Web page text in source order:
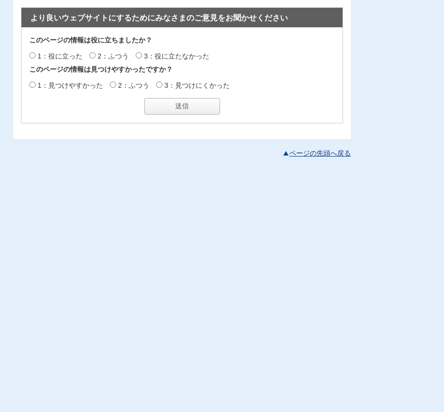
より良いウェブサイトにするためにみなさまのご意見をお聞かせください
このページの情報は役に立ちましたか？
1：役に立った 2：ふつう
3：役に立たなかった
このページの情報は見つけやすかったですか？
1：見つけやすかった 2：ふつう 3：見つけにくかった
ページの先頭へ戻る